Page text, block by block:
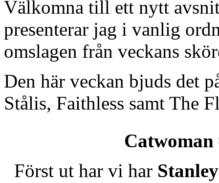
Välkomna till ett nytt
presenterar jag i vanlig
omslagen från veckans
Den här veckan bjuds det
Stålis, Faithless samt The
Catwoman
Först ut har vi har